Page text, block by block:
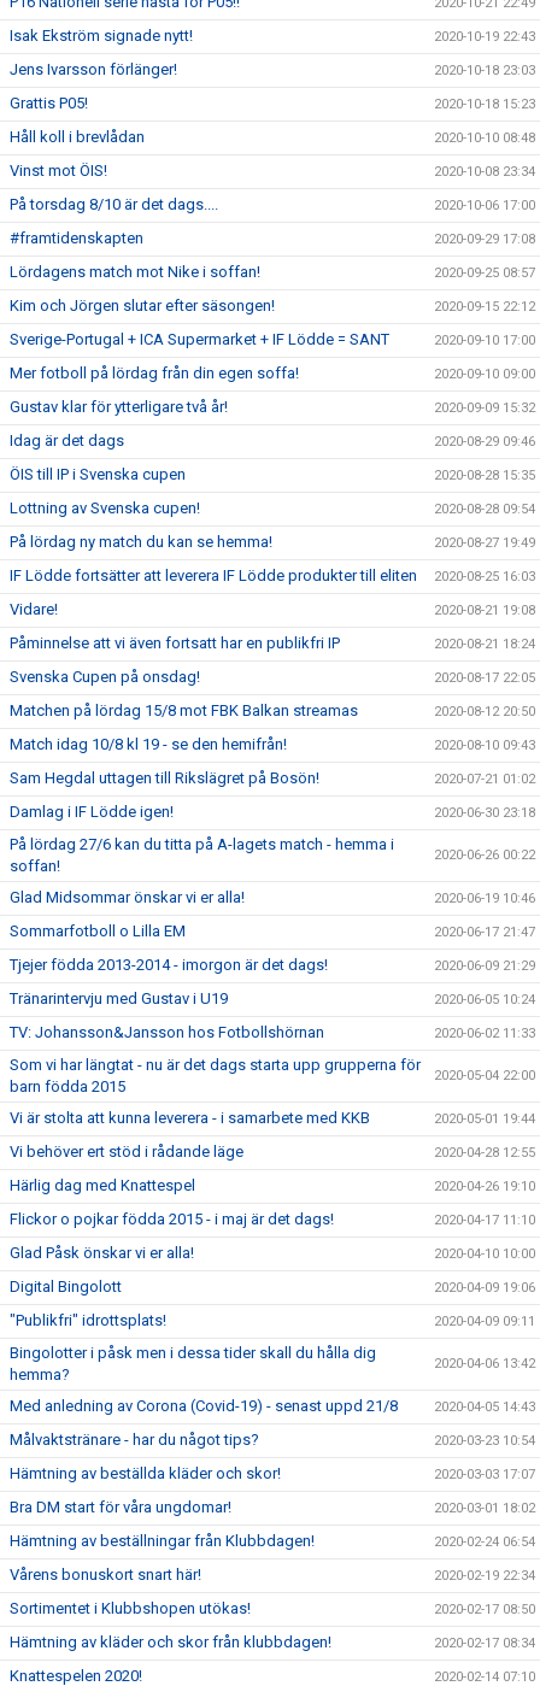
Isak Ekström signade nytt! 2020-10-19 22:43
Jens Ivarsson förlänger! 2020-10-18 23:03
Grattis P05! 2020-10-18 15:23
Håll koll i brevlådan 2020-10-10 08:48
Vinst mot ÖIS! 2020-10-08 23:34
På torsdag 8/10 är det dags.... 2020-10-06 17:00
#framtidenskapten 2020-09-29 17:08
Lördagens match mot Nike i soffan! 2020-09-25 08:57
Kim och Jörgen slutar efter säsongen! 2020-09-15 22:12
Sverige-Portugal + ICA Supermarket + IF Lödde = SANT 2020-09-10 17:00
Mer fotboll på lördag från din egen soffa! 2020-09-10 09:00
Gustav klar för ytterligare två år! 2020-09-09 15:32
Idag är det dags 2020-08-29 09:46
ÖIS till IP i Svenska cupen 2020-08-28 15:35
Lottning av Svenska cupen! 2020-08-28 09:54
På lördag ny match du kan se hemma! 2020-08-27 19:49
IF Lödde fortsätter att leverera IF Lödde produkter till eliten 2020-08-25 16:03
Vidare! 2020-08-21 19:08
Påminnelse att vi även fortsatt har en publikfri IP 2020-08-21 18:24
Svenska Cupen på onsdag! 2020-08-17 22:05
Matchen på lördag 15/8 mot FBK Balkan streamas 2020-08-12 20:50
Match idag 10/8 kl 19 - se den hemifrån! 2020-08-10 09:43
Sam Hegdal uttagen till Rikslägret på Bosön! 2020-07-21 01:02
Damlag i IF Lödde igen! 2020-06-30 23:18
På lördag 27/6 kan du titta på A-lagets match - hemma i
soffan!
2020-06-26 00:22
Glad Midsommar önskar vi er alla! 2020-06-19 10:46
Sommarfotboll o Lilla EM 2020-06-17 21:47
Tjejer födda 2013-2014 - imorgon är det dags! 2020-06-09 21:29
Tränarintervju med Gustav i U19 2020-06-05 10:24
TV: Johansson&Jansson hos Fotbollshörnan 2020-06-02 11:33
Som vi har längtat - nu är det dags starta upp grupperna för
barn födda 2015
2020-05-04 22:00
Vi är stolta att kunna leverera - i samarbete med KKB 2020-05-01 19:44
Vi behöver ert stöd i rådande läge 2020-04-28 12:55
Härlig dag med Knattespel 2020-04-26 19:10
Flickor o pojkar födda 2015 - i maj är det dags! 2020-04-17 11:10
Glad Påsk önskar vi er alla! 2020-04-10 10:00
Digital Bingolott 2020-04-09 19:06
"Publikfri" idrottsplats! 2020-04-09 09:11
Bingolotter i påsk men i dessa tider skall du hålla dig
hemma?
2020-04-06 13:42
Med anledning av Corona (Covid-19) - senast uppd 21/8 2020-04-05 14:43
Målvaktstränare - har du något tips? 2020-03-23 10:54
Hämtning av beställda kläder och skor! 2020-03-03 17:07
Bra DM start för våra ungdomar! 2020-03-01 18:02
Hämtning av beställningar från Klubbdagen! 2020-02-24 06:54
Vårens bonuskort snart här! 2020-02-19 22:34
Sortimentet i Klubbshopen utökas! 2020-02-17 08:50
Hämtning av kläder och skor från klubbdagen! 2020-02-17 08:34
Knattespelen 2020! 2020-02-14 07:10